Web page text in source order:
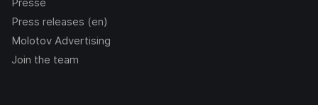
Press releases (en)
Molotov Advertising
Join the team